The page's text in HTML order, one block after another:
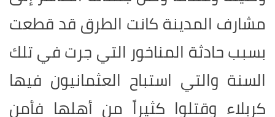
مشارف المدينة كانت الطرق قد قطعت
بسبب حادثة المناخور التي جرت في تلك
السنة والتي استباح العثمانيون فيها
كربلاء وقتلوا كثيراً من أهلها فأمن